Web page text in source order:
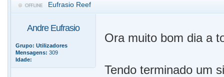
Eufrasio Reef
Andre Eufrasio
Grupo: Utilizadores
Mensagens: 309
Idade:
Ora muito bom dia a
Tendo terminado um